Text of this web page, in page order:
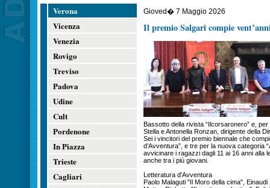
Verona
Vicenza
Venezia
Rovigo
Treviso
Padova
Udine
Cult
Pordenone
In Piazza
Trieste
Cagliari
Gioved� 7 Maggio 2026
Il premio Salgari compie
Bassotto della rivista “Ilcorsaronero” e,
Stella e Antonella Ronzan, dirigente della
Sei i vincitori del premio biennale che
d’Avventura”, e tre per la nuova categoria
avvicinare i ragazzi dagli 11 ai 16 anni alla
anche tra i più giovani.
Letteratura d'Avventura
Paolo Malaguti "Il Moro della cima", Einaudi